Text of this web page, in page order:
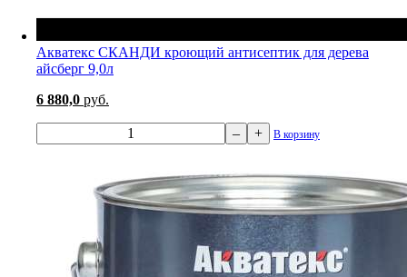
Акватекс СКАНДИ кроющий антисептик для дерева
айсберг 9,0л
6 880,0 руб.
– + В корзину